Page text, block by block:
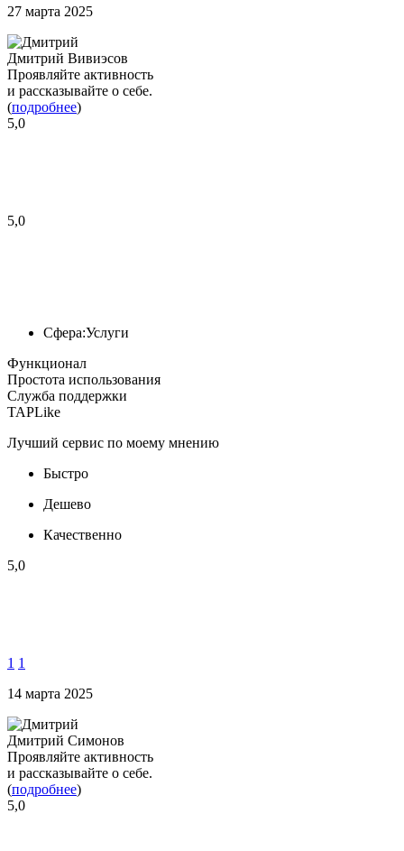
27 марта 2025
Дмитрий Вивиэсов
Проявляйте активность
и рассказывайте о себе.
(подробнее)
5,0
5,0
Сфера:Услуги
Функционал
Простота использования
Служба поддержки
TAPLike
Лучший сервис по моему мнению
Быстро
Дешево
Качественно
5,0
1 1
14 марта 2025
Дмитрий Симонов
Проявляйте активность
и рассказывайте о себе.
(подробнее)
5,0